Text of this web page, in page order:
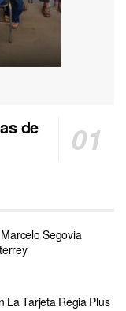
de
Segovia
La Tarjeta Regia Plus